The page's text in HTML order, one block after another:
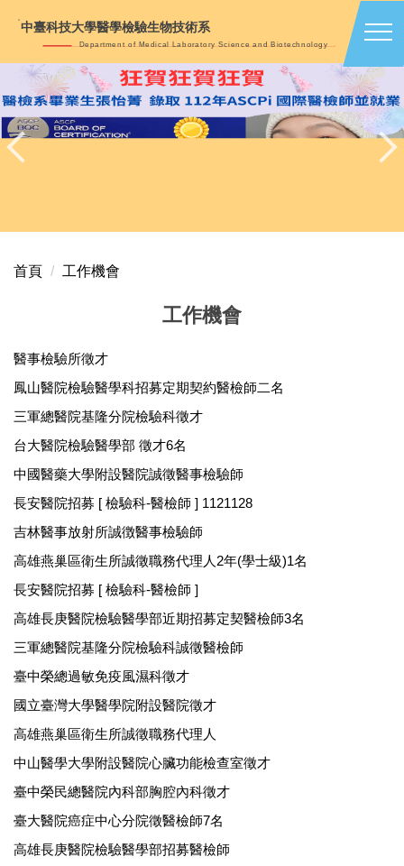
內
容
區
中臺科技大學醫學檢驗生物技術系
Department of Medical Laboratory Science and Biotechnology
首頁 工作機會
工作機會
醫事檢驗所徵才
鳳山醫院檢驗醫學科招募定期契約醫檢師二名
三軍總醫院基隆分院檢驗科徵才
台大醫院檢驗醫學部 徵才6名
中國醫藥大學附設醫院誠徵醫事檢驗師
長安醫院招募 [ 檢驗科-醫檢師 ] 1121128
吉林醫事放射所誠徴醫事檢驗師
高雄燕巢區衛生所誠徵職務代理人2年(學士級)1名
長安醫院招募 [ 檢驗科-醫檢師 ]
高雄長庚醫院檢驗醫學部近期招募定契醫檢師3名
三軍總醫院基隆分院檢驗科誠徵醫檢師
臺中榮總過敏免疫風濕科徵才
國立臺灣大學醫學院附設醫院徵才
高雄燕巢區衛生所誠徵職務代理人
中山醫學大學附設醫院心臟功能檢查室徵才
臺中榮民總醫院內科部胸腔內科徵才
臺大醫院癌症中心分院徵醫檢師7名
高雄長庚醫院檢驗醫學部招募醫檢師